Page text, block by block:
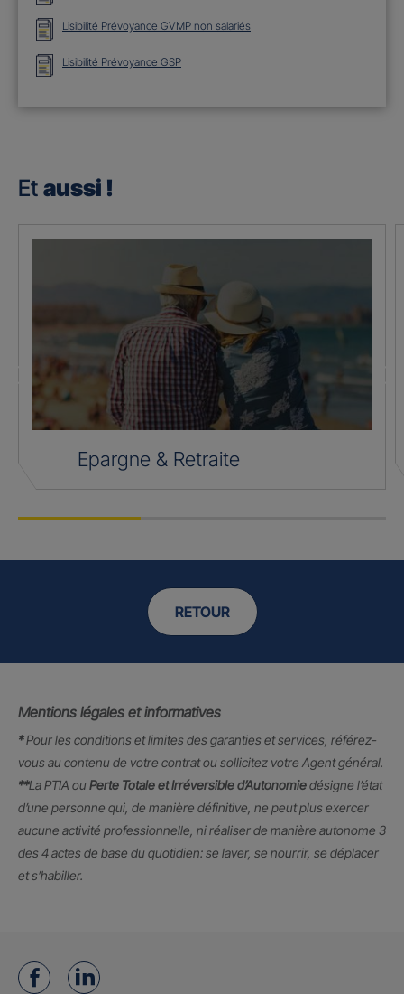
Lisibilité Prévoyance GVMP non salariés
Lisibilité Prévoyance GSP
Et aussi !
Epargne & Retraite
RETOUR
Mentions légales et informatives
*Pour les conditions et limites des garanties et services, référez-
vous au contenu de votre contrat ou sollicitez votre Agent général.
**La PTIA ou Perte Totale et Irréversible d’Autonomiedésigne l’état
d’une personne qui, de manière définitive, ne peut plus exercer
aucune activité professionnelle, ni réaliser de manière autonome 3
des 4 actes de base du quotidien: se laver, se nourrir, se déplacer
et s’habiller.